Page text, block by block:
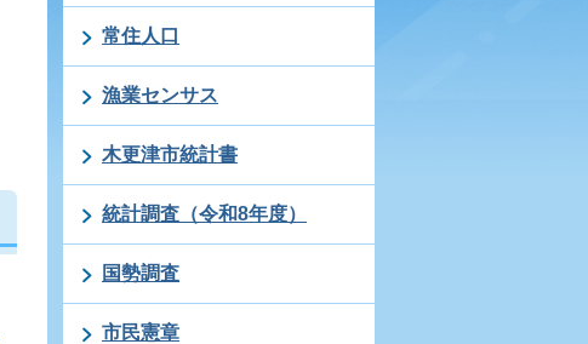
常住人口
漁業センサス
木更津市統計書
統計調査（令和8年度）
国勢調査
市民憲章